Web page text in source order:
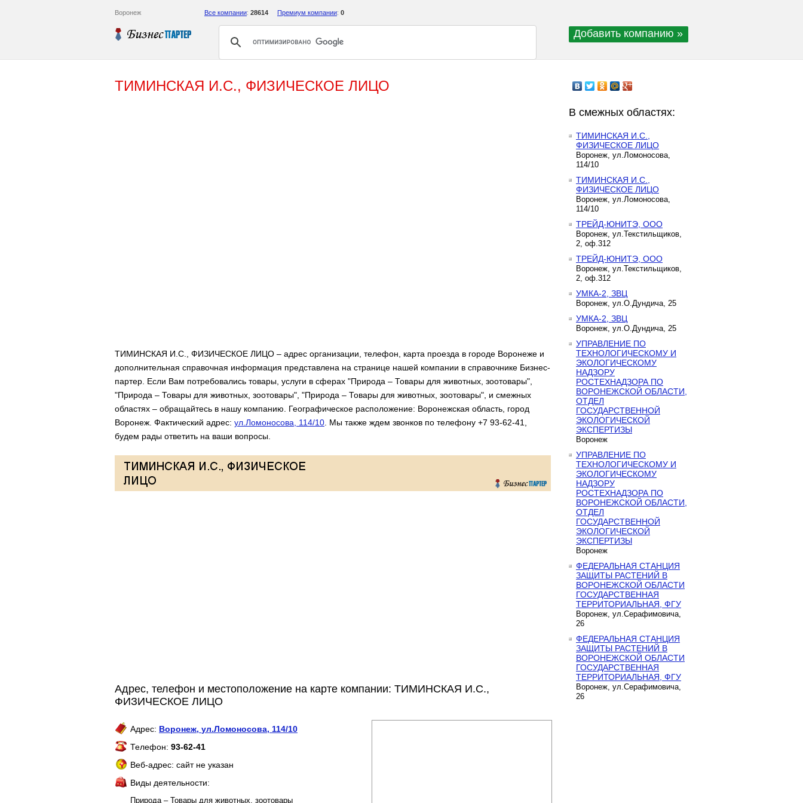
Воронеж Все компании: 28614 Премиум компании: 0
Добавить компанию »
ТИМИНСКАЯ И.С., ФИЗИЧЕСКОЕ ЛИЦО
ТИМИНСКАЯ И.С., ФИЗИЧЕСКОЕ ЛИЦО – адрес организации, телефон, карта проезда в городе Воронеже и
дополнительная справочная информация представлена на странице нашей компании в справочнике Бизнес-
партер. Если Вам потребовались товары, услуги в сферах "Природа – Товары для животных, зоотовары",
"Природа – Товары для животных, зоотовары", "Природа – Товары для животных, зоотовары", и смежных
областях – обращайтесь в нашу компанию. Географическое расположение: Воронежская область, город
Воронеж. Фактический адрес: ул.Ломоносова, 114/10 . Мы также ждем звонков по телефону +7 93-62-41,
будем рады ответить на ваши вопросы.
Адрес, телефон и местоположение на карте компании: ТИМИНСКАЯ И.С.,
ФИЗИЧЕСКОЕ ЛИЦО
Адрес: Воронеж, ул.Ломоносова, 114/10
Телефон: 93-62-41
Веб-адрес: сайт не указан
Виды деятельности:
Природа – Товары для животных, зоотовары
В смежных областях:
ТИМИНСКАЯ И.С.,
ФИЗИЧЕСКОЕ ЛИЦО
Воронеж, ул.Ломоносова,
114/10
ТИМИНСКАЯ И.С.,
ФИЗИЧЕСКОЕ ЛИЦО
Воронеж, ул.Ломоносова,
114/10
ТРЕЙД-ЮНИТЭ, ООО
Воронеж, ул.Текстильщиков,
2, оф.312
ТРЕЙД-ЮНИТЭ, ООО
Воронеж, ул.Текстильщиков,
2, оф.312
УМКА-2, ЗВЦ
Воронеж, ул.О.Дундича, 25
УМКА-2, ЗВЦ
Воронеж, ул.О.Дундича, 25
УПРАВЛЕНИЕ ПО
ТЕХНОЛОГИЧЕСКОМУ И
ЭКОЛОГИЧЕСКОМУ
НАДЗОРУ
РОСТЕХНАДЗОРА ПО
ВОРОНЕЖСКОЙ ОБЛАСТИ,
ОТДЕЛ
ГОСУДАРСТВЕННОЙ
ЭКОЛОГИЧЕСКОЙ
ЭКСПЕРТИЗЫ
Воронеж
УПРАВЛЕНИЕ ПО
ТЕХНОЛОГИЧЕСКОМУ И
ЭКОЛОГИЧЕСКОМУ
НАДЗОРУ
РОСТЕХНАДЗОРА ПО
ВОРОНЕЖСКОЙ ОБЛАСТИ,
ОТДЕЛ
ГОСУДАРСТВЕННОЙ
ЭКОЛОГИЧЕСКОЙ
ЭКСПЕРТИЗЫ
Воронеж
ФЕДЕРАЛЬНАЯ СТАНЦИЯ
ЗАЩИТЫ РАСТЕНИЙ В
ВОРОНЕЖСКОЙ ОБЛАСТИ
ГОСУДАРСТВЕННАЯ
ТЕРРИТОРИАЛЬНАЯ, ФГУ
Воронеж, ул.Серафимовича,
26
ФЕДЕРАЛЬНАЯ СТАНЦИЯ
ЗАЩИТЫ РАСТЕНИЙ В
ВОРОНЕЖСКОЙ ОБЛАСТИ
ГОСУДАРСТВЕННАЯ
ТЕРРИТОРИАЛЬНАЯ, ФГУ
Воронеж, ул.Серафимовича,
26